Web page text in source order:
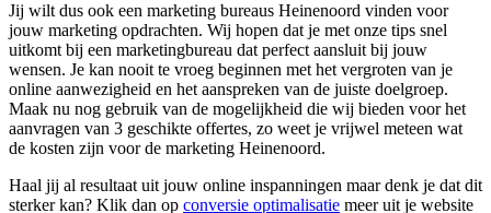
Jij wilt dus ook een marketing bureaus Heinenoord vinden voor
jouw marketing opdrachten. Wij hopen dat je met onze tips snel
uitkomt bij een marketingbureau dat perfect aansluit bij jouw
wensen. Je kan nooit te vroeg beginnen met het vergroten van je
online aanwezigheid en het aanspreken van de juiste doelgroep.
Maak nu nog gebruik van de mogelijkheid die wij bieden voor het
aanvragen van 3 geschikte offertes, zo weet je vrijwel meteen wat
de kosten zijn voor de marketing Heinenoord.
Haal jij al resultaat uit jouw online inspanningen maar denk je dat dit
sterker kan? Klik dan op conversie optimalisatie meer uit je website